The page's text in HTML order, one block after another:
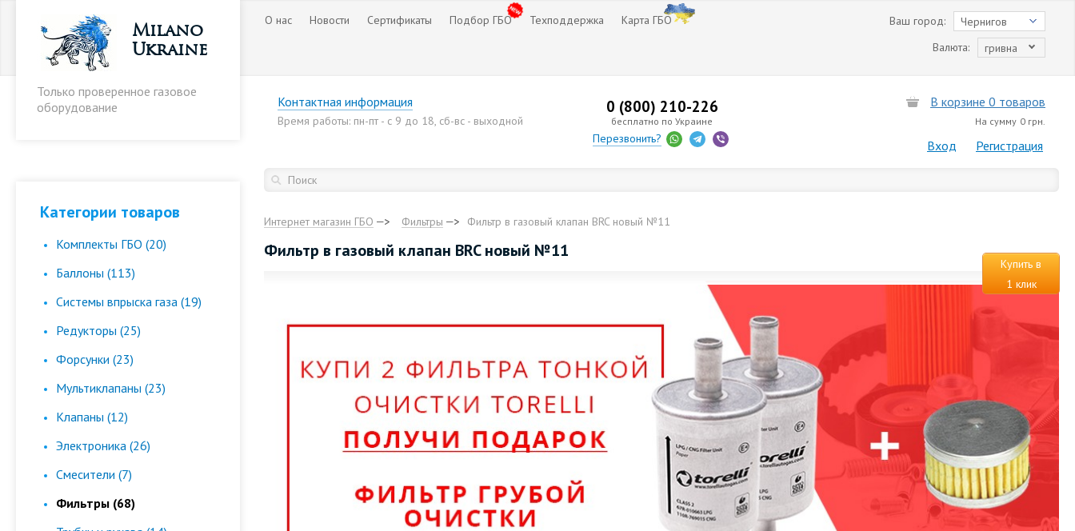
Milano
Ukraine
Только проверенное газовое
оборудование
О нас Новости Сертификаты Подбор ГБО Техподдержка Карта ГБО Чернигов
Ваш город:
гривна
Валюта:
Контактная информация
Время работы: пн-пт - с 9 до 18, сб-вс - выходной
0 (800) 210-226
бесплатно по Украине
Перезвонить?
В корзине 0 товаров
На сумму 0 грн.
Вход Регистрация
Категории товаров
Комплекты ГБО (20)
Баллоны (113)
Cистемы впрыска газа (19)
Редукторы (25)
Форсунки (23)
Мультиклапаны (23)
Клапаны (12)
Электроника (26)
Смесители (7)
Фильтры (68)
Интернет магазин ГБО Фильтры Фильтр в газовый клапан BRC новый №11
Фильтр в газовый клапан BRC новый №11
Купить в
1 клик